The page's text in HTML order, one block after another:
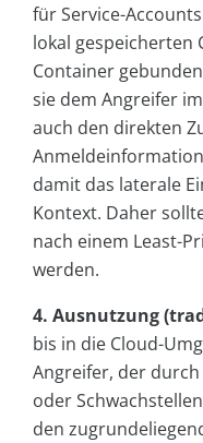
für Service-
lokal gespeicherten
Container
sie dem Angreifer
auch den direkten
damit das laterale
Kontext. Daher
nach einem Least-
werden.
4. Ausnutzung
bis in die Cloud-
Angreifer, der
oder
den